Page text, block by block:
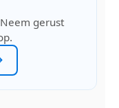
gerust